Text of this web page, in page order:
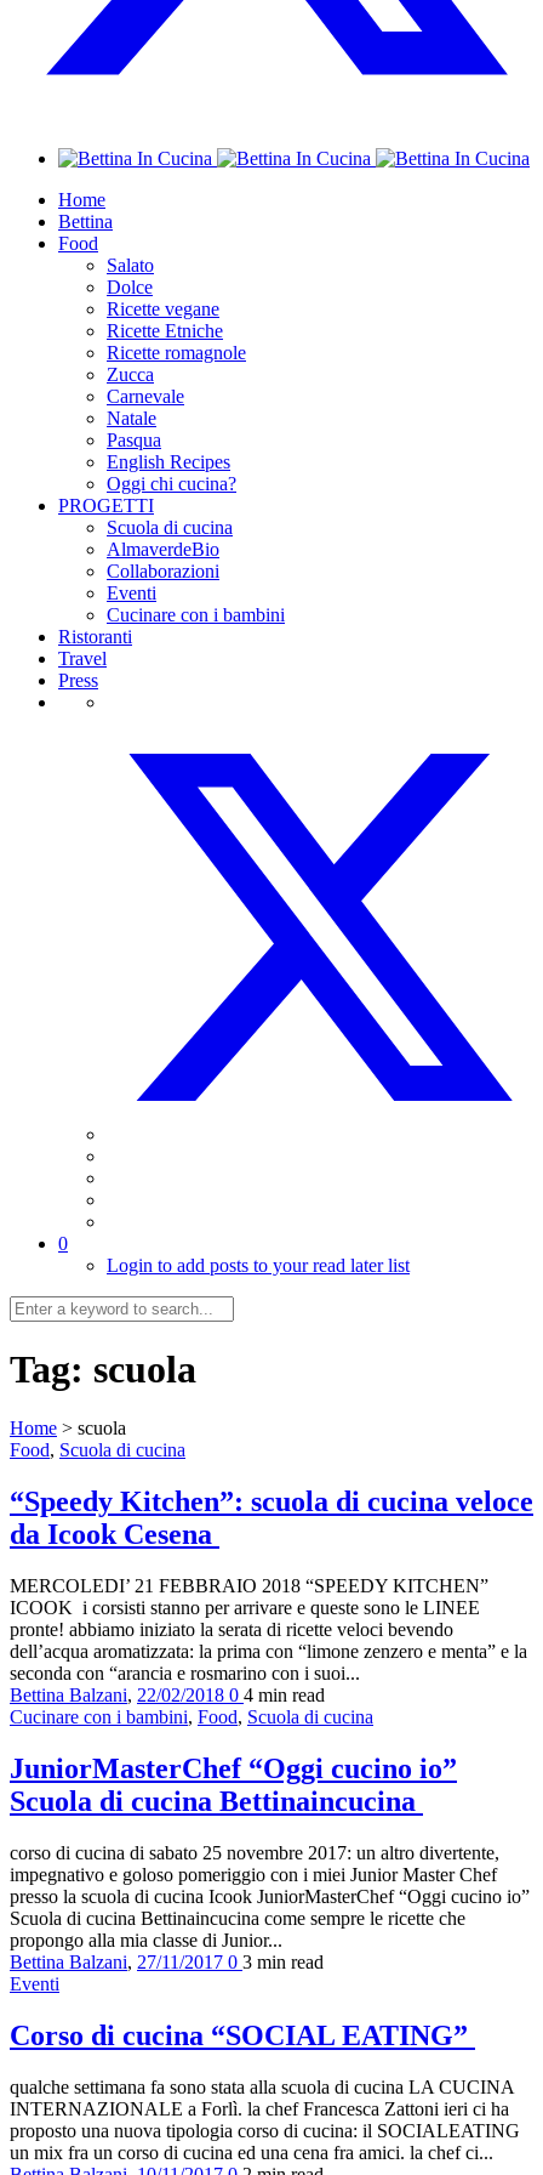
Home
Bettina
Food
Salato
Dolce
Ricette vegane
Ricette Etniche
Ricette romagnole
Zucca
Carnevale
Natale
Pasqua
English Recipes
Oggi chi cucina?
PROGETTI
Scuola di cucina
AlmaverdeBio
Collaborazioni
Eventi
Cucinare con i bambini
Ristoranti
Travel
Press
0
Login to add posts to your read later list
Tag: scuola
Home > scuola
Food, Scuola di cucina
“Speedy Kitchen”: scuola di cucina veloce
da Icook Cesena
MERCOLEDI’ 21 FEBBRAIO 2018 “SPEEDY KITCHEN”
ICOOK i corsisti stanno per arrivare e queste sono le LINEE
pronte! abbiamo iniziato la serata di ricette veloci bevendo
dell’acqua aromatizzata: la prima con “limone zenzero e menta” e la
seconda con “arancia e rosmarino con i suoi...
Bettina Balzani, 22/02/2018 0 4 min read
Cucinare con i bambini, Food, Scuola di cucina
JuniorMasterChef “Oggi cucino io”
Scuola di cucina Bettinaincucina
corso di cucina di sabato 25 novembre 2017: un altro divertente,
impegnativo e goloso pomeriggio con i miei Junior Master Chef
presso la scuola di cucina Icook JuniorMasterChef “Oggi cucino io”
Scuola di cucina Bettinaincucina come sempre le ricette che
propongo alla mia classe di Junior...
Bettina Balzani, 27/11/2017 0 3 min read
Eventi
Corso di cucina “SOCIAL EATING”
qualche settimana fa sono stata alla scuola di cucina LA CUCINA
INTERNAZIONALE a Forlì. la chef Francesca Zattoni ieri ci ha
proposto una nuova tipologia corso di cucina: il SOCIALEATING
un mix fra un corso di cucina ed una cena fra amici. la chef ci...